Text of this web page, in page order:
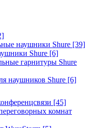
наушники Shure [39]
Shure [6]
гарнитуры Shure
наушников Shure [6]
[45]
комнат